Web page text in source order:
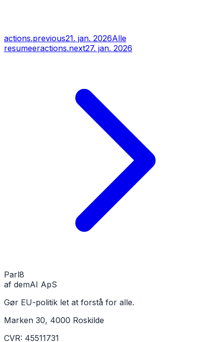
actions.previous21. jan. 2026Alle
resumeeractions.next27. jan. 2026
Parl8
af demAI ApS
Gør EU-politik let at forstå for alle.
Marken 30, 4000 Roskilde
CVR: 45511731